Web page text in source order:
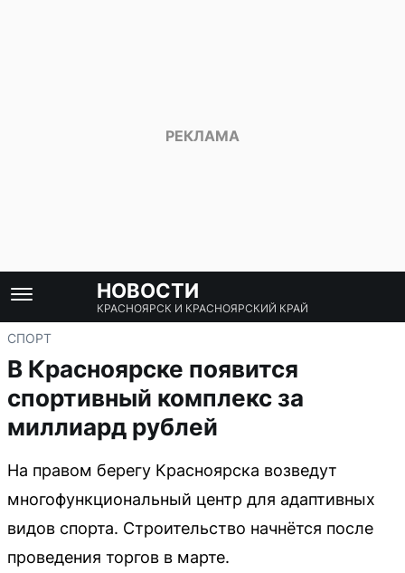
НОВОСТИ
КРАСНОЯРСК И КРАСНОЯРСКИЙ КРАЙ
СПОРТ
В Красноярске появится
спортивный комплекс за
миллиард рублей
На правом берегу Красноярска возведут
многофункциональный центр для адаптивных
видов спорта. Строительство начнётся после
проведения торгов в марте.